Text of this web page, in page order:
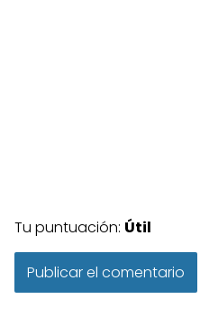
Tu puntuación: Útil